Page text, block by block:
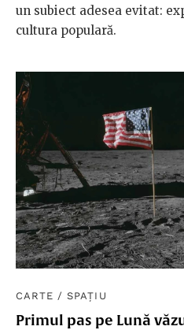
un subiect adesea evitat:
cultura populară.
CARTE /SPAȚIU
Primul pas pe Lună